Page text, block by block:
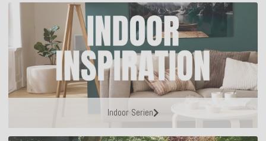
Indoor Serien